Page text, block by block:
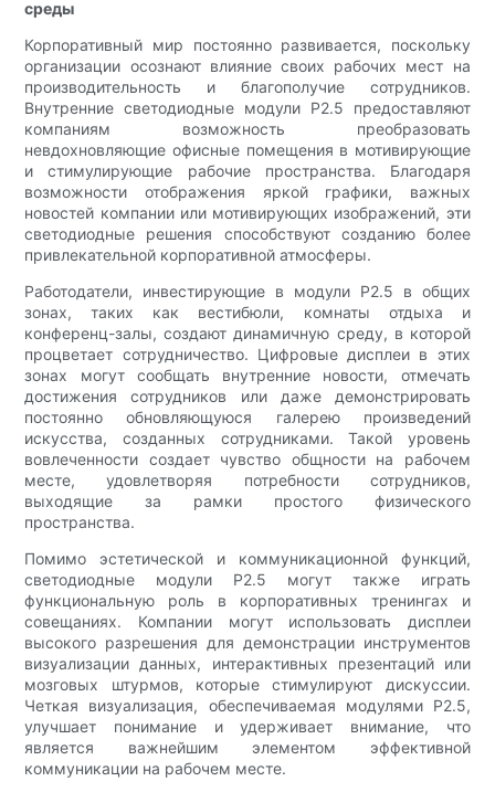
среды
Корпоративный мир постоянно развивается, поскольку
организации осознают влияние своих рабочих мест на
производительность и благополучие сотрудников.
Внутренние светодиодные модули P2.5 предоставляют
компаниям возможность преобразовать
невдохновляющие офисные помещения в мотивирующие
и стимулирующие рабочие пространства. Благодаря
возможности отображения яркой графики, важных
новостей компании или мотивирующих изображений, эти
светодиодные решения способствуют созданию более
привлекательной корпоративной атмосферы.
Работодатели, инвестирующие в модули P2.5 в общих
зонах, таких как вестибюли, комнаты отдыха и
конференц-залы, создают динамичную среду, в которой
процветает сотрудничество. Цифровые дисплеи в этих
зонах могут сообщать внутренние новости, отмечать
достижения сотрудников или даже демонстрировать
постоянно обновляющуюся галерею произведений
искусства, созданных сотрудниками. Такой уровень
вовлеченности создает чувство общности на рабочем
месте, удовлетворяя потребности сотрудников,
выходящие за рамки простого физического
пространства.
Помимо эстетической и коммуникационной функций,
светодиодные модули P2.5 могут также играть
функциональную роль в корпоративных тренингах и
совещаниях. Компании могут использовать дисплеи
высокого разрешения для демонстрации инструментов
визуализации данных, интерактивных презентаций или
мозговых штурмов, которые стимулируют дискуссии.
Четкая визуализация, обеспечиваемая модулями P2.5,
улучшает понимание и удерживает внимание, что
является важнейшим элементом эффективной
коммуникации на рабочем месте.